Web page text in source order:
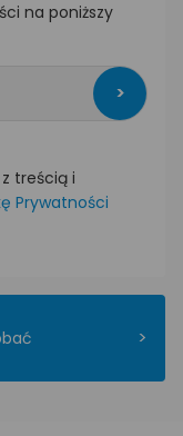
na poniższy
>
treścią i
Prywatności
>